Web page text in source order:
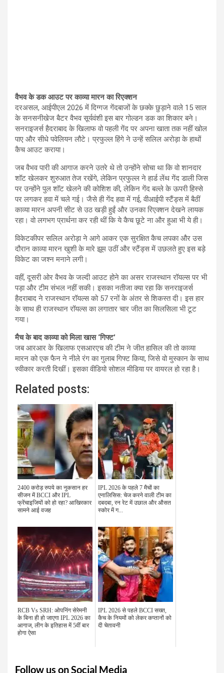
वैभव के डक आउट पर काव्या मारन का रिएक्शन
दरअसल, आईपीएल 2026 में दिग्गज गेंदबाजों के छक्के छुड़ाने वाले 15 साल
के सनसनीखेज बैटर वैभव सूर्यवंशी इस बार गोल्डन डक का शिकार बने।
सनराइजर्स हैदराबाद के खिलाफ वो पहली गेंद पर अपना खाता तक नहीं खोल
पाए और सीधे पवेलियन लौटे। प्रफुल्ल हिंगे ने उन्हें सलिल अरोड़ा के हाथों
कैच आउट कराया।
जब वैभव पारी की आगाज करने उतरे थे तो उन्होंने सोचा था कि वो शानदार
शॉट खेलकर शुरुआत तेज रखेंगे, लेकिन प्रफुल्ल ने हार्ड लेंथ गेंद डाली जिस
पर उन्होंने पुल शॉट खेलने की कोशिश की, लेकिन गेंद बल्ले के ऊपरी हिस्से
पर लगकर हवा में चले गई। जैसे ही गेंद हवा में गई, वीआईपी स्टैंड्स में बैठीं
काव्या मारन अपनी सीट से उठ खड़ी हुईं और उनका रिएक्शन देखने लायक
रहा। वो लगभग प्रार्थना कर रही थीं कि ये कैच छूटे ना और हुआ भी ये ही।
विकेटकीपर सलिल अरोड़ा ने आगे आकर एक सुरक्षित कैच लपका और उस
दौरान काव्या मारन खुशी के मारे झूम उठीं और स्टैंड्स में उछलते हुए इस बड़े
विकेट का जश्न मनाने लगी।
वहीं, दूसरी ओर वैभव के जल्दी आउट होने का असर राजस्थान रॉयल्स पर भी
पड़ा और टीम संभल नहीं सकी। इसका नतीजा क्या रहा कि सनराइजर्स
हैदराबाद ने राजस्थान रॉयल्स को 57 रनों के अंतर से शिकस्त दी। इस हार
के साथ ही राजस्थान रॉयल्स का लगातार चार जीत का सिलसिला भी टूट
गया।
मैच के बाद काव्या को मिला खास ‘गिफ्ट’
जब आरआर के खिलाफ एसआरएच की टीम ने जीत हासिल की तो काव्या
मारन को एक फैन ने नीले रंग का गुलाब गिफ्ट किया, जिसे वो मुस्कान के साथ
स्वीकार करती दिखीं। इसका वीडियो सोशल मीडिया पर वायरल हो रहा है।
Related posts:
2400 करोड़ रुपये का नुकसान हर
सीजन में BCCI और IPL
फ्रेंचाइजियों को हो रहा? आखिरकार
सामने आई वजह
IPL 2026 के पहले 7 मैचों का
एनालिसिस: चेज करने वाली टीम का
दबदबा, रन रेट में उछाल और औसत
स्कोर में ग...
RCB Vs SRH: ओपनिंग सेरेमनी
के बिना ही हो जाएगा IPL 2026 का
आगाज, लीग के इतिहास में 5वीं बार
होगा ऐसा
IPL 2026 से पहले BCCI सख्त,
कैच के नियमों को लेकर कप्तानों को
दी चेतावनी
Follow us on Social Media